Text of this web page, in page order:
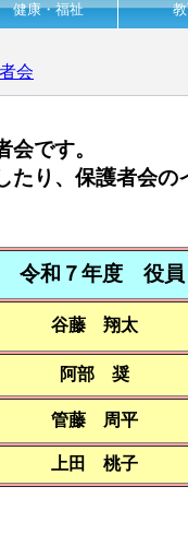
健康・福祉
会
です。
たり、保護者会
令和７年度 役員
谷藤 翔太
阿部 奨
管藤 周平
上田 桃子